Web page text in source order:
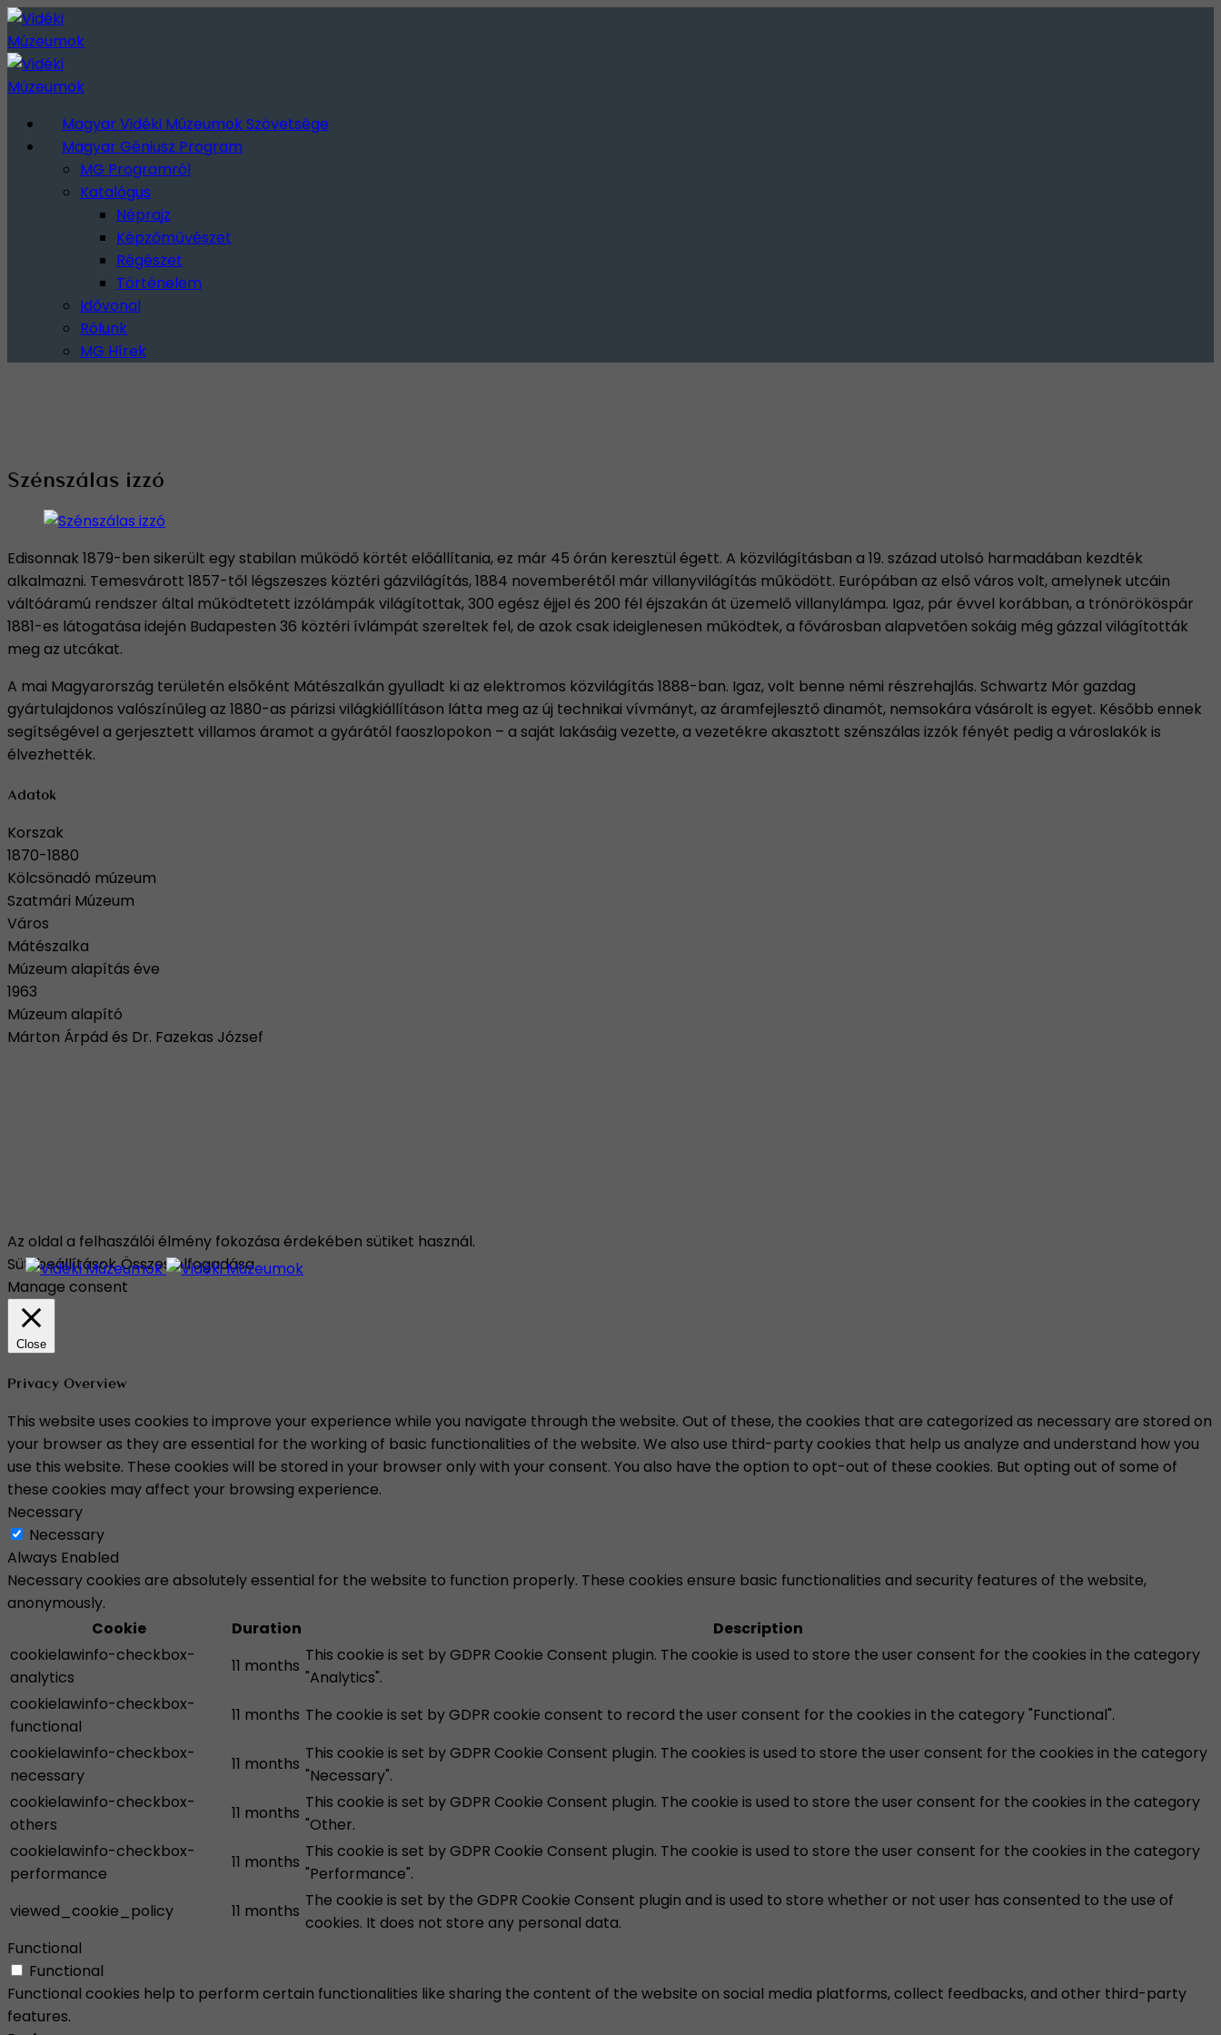
Magyar Vidéki Múzeumok Szövetsége
Magyar Géniusz Program
MG Programról
Katalógus
Néprajz
Képzőművészet
Régészet
Történelem
Idővonal
Rólunk
MG Hírek
Szénszálas izzó
Edisonnak 1879-ben sikerült egy stabilan működő körtét előállítania, ez már 45 órán keresztül égett. A közvilágításban a 19. század utolsó harmadában kezdték
alkalmazni. Temesvárott 1857-től légszeszes köztéri gázvilágítás, 1884 novemberétől már villanyvilágítás működött. Európában az első város volt, amelynek utcáin
váltóáramú rendszer által működtetett izzólámpák világítottak, 300 egész éjjel és 200 fél éjszakán át üzemelő villanylámpa. Igaz, pár évvel korábban, a trónörököspár
1881-es látogatása idején Budapesten 36 köztéri ívlámpát szereltek fel, de azok csak ideiglenesen működtek, a fővárosban alapvetően sokáig még gázzal világították
meg az utcákat.
A mai Magyarország területén elsőként Mátészalkán gyulladt ki az elektromos közvilágítás 1888-ban. Igaz, volt benne némi részrehajlás. Schwartz Mór gazdag
gyártulajdonos valószínűleg az 1880-as párizsi világkiállításon látta meg az új technikai vívmányt, az áramfejlesztő dinamót, nemsokára vásárolt is egyet. Később ennek
segítségével a gerjesztett villamos áramot a gyárától faoszlopokon – a saját lakásáig vezette, a vezetékre akasztott szénszálas izzók fényét pedig a városlakók is
élvezhették.
Adatok
Korszak
1870-1880
Kölcsönadó múzeum
Szatmári Múzeum
Város
Mátészalka
Múzeum alapítás éve
1963
Múzeum alapító
Márton Árpád és Dr. Fazekas József
Az oldal a felhaszálói élmény fokozása érdekében sütiket használ.
Süti beállítások Összes elfogadása
Manage consent
Close
Privacy Overview
This website uses cookies to improve your experience while you navigate through the website. Out of these, the cookies that are categorized as necessary are stored on
your browser as they are essential for the working of basic functionalities of the website. We also use third-party cookies that help us analyze and understand how you
use this website. These cookies will be stored in your browser only with your consent. You also have the option to opt-out of these cookies. But opting out of some of
these cookies may affect your browsing experience.
Necessary
Necessary
Always Enabled
Necessary cookies are absolutely essential for the website to function properly. These cookies ensure basic functionalities and security features of the website,
anonymously.
Cookie
Duration
Description
cookielawinfo-checkbox-
analytics
11 months
This cookie is set by GDPR Cookie Consent plugin. The cookie is used to store the user consent for the cookies in the category
"Analytics".
cookielawinfo-checkbox-
functional
11 months The cookie is set by GDPR cookie consent to record the user consent for the cookies in the category "Functional".
cookielawinfo-checkbox-
necessary
11 months
This cookie is set by GDPR Cookie Consent plugin. The cookies is used to store the user consent for the cookies in the category
"Necessary".
cookielawinfo-checkbox-
others
11 months
This cookie is set by GDPR Cookie Consent plugin. The cookie is used to store the user consent for the cookies in the category
"Other.
cookielawinfo-checkbox-
performance
11 months
This cookie is set by GDPR Cookie Consent plugin. The cookie is used to store the user consent for the cookies in the category
"Performance".
viewed_cookie_policy
11 months
The cookie is set by the GDPR Cookie Consent plugin and is used to store whether or not user has consented to the use of
cookies. It does not store any personal data.
Functional
Functional
Functional cookies help to perform certain functionalities like sharing the content of the website on social media platforms, collect feedbacks, and other third-party
features.